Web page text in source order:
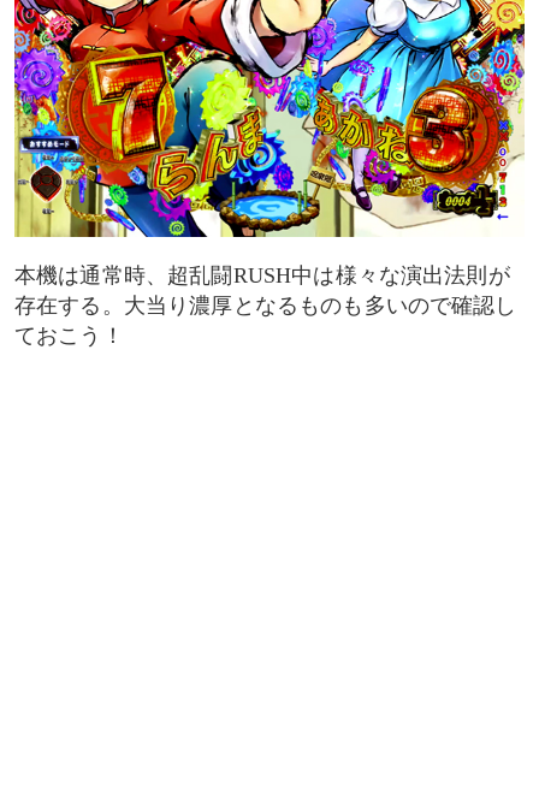
蒼い雷予告
パンダ看板予告
変動開始時
本機は通常時、超乱闘RUSH中は様々な演出法則が
存在する。大当り濃厚となるものも多いので確認し
ておこう！